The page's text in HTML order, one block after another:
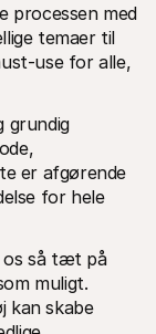
processen med
temaer til
use for alle,
grundig
er afgørende
for hele
os så tæt på
muligt.
kan skabe